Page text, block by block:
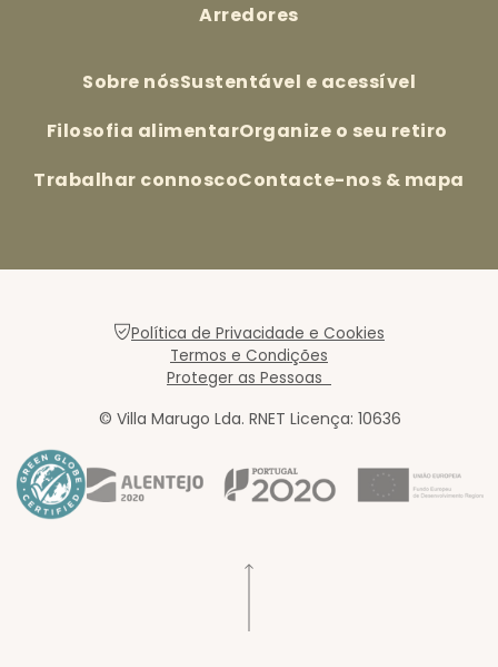
Arredores
Sobre nósSustentável e acessível
Filosofia alimentarOrganize o seu retiro
Trabalhar connoscoContacte-nos & mapa
Política de Privacidade e Cookies
Termos e Condições
Proteger as Pessoas
© Villa Marugo Lda. RNET Licença: 10636